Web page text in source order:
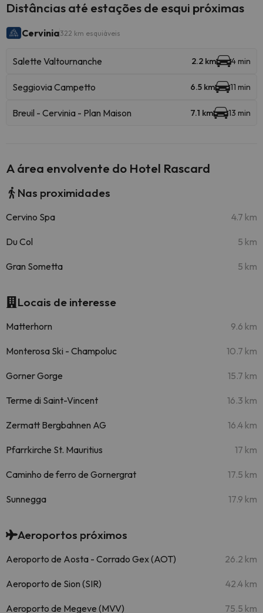
Distâncias até estações de esqui próximas
Cervinia322 km esquiáveis
Salette Valtournanche 2.2 km 4 min
Seggiovia Campetto 6.5 km 11 min
Breuil - Cervinia - Plan Maison 7.1 km 13 min
A área envolvente do Hotel Rascard
Nas proximidades
Cervino Spa 4.7 km
Du Col 5 km
Gran Sometta 5 km
Locais de interesse
Matterhorn 9.6 km
Monterosa Ski - Champoluc 10.7 km
Gorner Gorge 15.7 km
Terme di Saint-Vincent 16.3 km
Zermatt Bergbahnen AG 16.4 km
Pfarrkirche St. Mauritius 17 km
Caminho de ferro de Gornergrat 17.5 km
Sunnegga 17.9 km
Aeroportos próximos
Aeroporto de Aosta - Corrado Gex (AOT) 26.2 km
Aeroporto de Sion (SIR) 42.4 km
Aeroporto de Megeve (MVV) 75.5 km